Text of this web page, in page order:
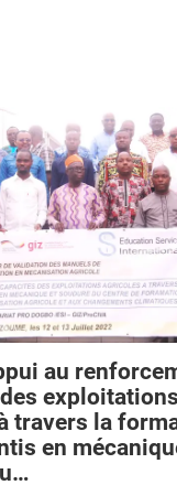
au
exploitations
travers la
en